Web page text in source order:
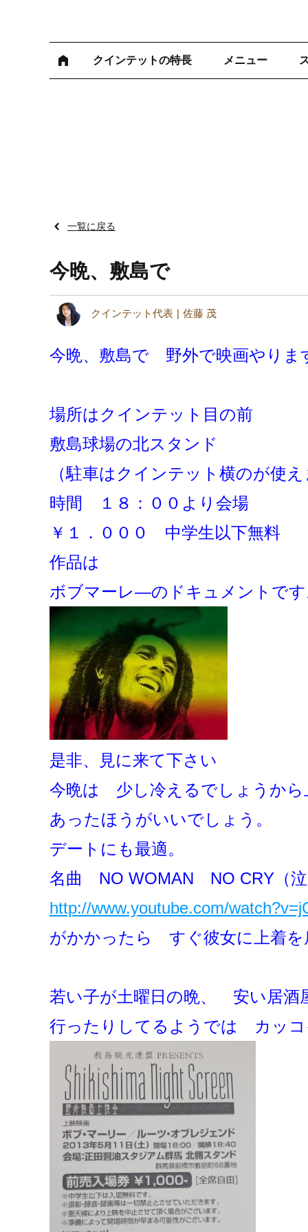
クインテットの特長 メニュー
一覧に戻る
今晩、敷島で
クインテット代表 佐藤 茂
今晩、敷島で 野外で映画やりま
場所はクインテット目の前
敷島球場の北スタンド
（駐車はクインテット横のが使
時間 １８：００より会場
￥１．０００ 中学生以下無料
作品は
ボブマーレ―のドキュメントで
是非、見に来て下さい
今晩は 少し冷えるでしょうから
あったほうがいいでしょう。
デートにも最適。
名曲 NO WOMAN NO CRY（
http://www.youtube.com/
がかかったら すぐ彼女に上着を
若い子が土曜日の晩、 安い居
行ったりしてるようでは カッ